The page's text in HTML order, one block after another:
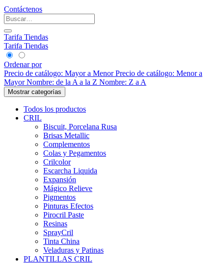
Contáctenos
Tarifa Tiendas
Tarifa Tiendas
Ordenar por
Precio de catálogo: Mayor a Menor Precio de catálogo: Menor a
Mayor Nombre: de la A a la Z Nombre: Z a A
Mostrar categorías
Todos los productos
CRIL
Biscuit, Porcelana Rusa
Brisas Metallic
Complementos
Colas y Pegamentos
Crilcolor
Escarcha Liquida
Expansión
Mágico Relieve
Pigmentos
Pinturas Efectos
Pirocril Paste
Resinas
SprayCril
Tinta China
Veladuras y Patinas
PLANTILLAS CRIL